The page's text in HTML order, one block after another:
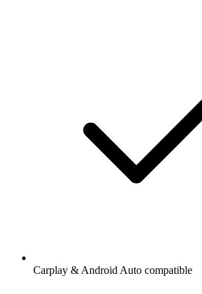
Carplay & Android Auto compatible